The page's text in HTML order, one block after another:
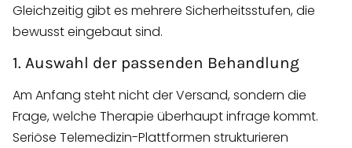
Gleichzeitig gibt es mehrere Sicherheitsstufen, die
bewusst eingebaut sind.
1. Auswahl der passenden Behandlung
Am Anfang steht nicht der Versand, sondern die
Frage, welche Therapie überhaupt infrage kommt.
Seriöse Telemedizin-Plattformen strukturieren